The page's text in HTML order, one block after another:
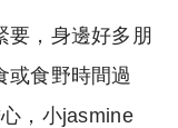
要，身邊好多朋
或食野時間過
，小jasmine